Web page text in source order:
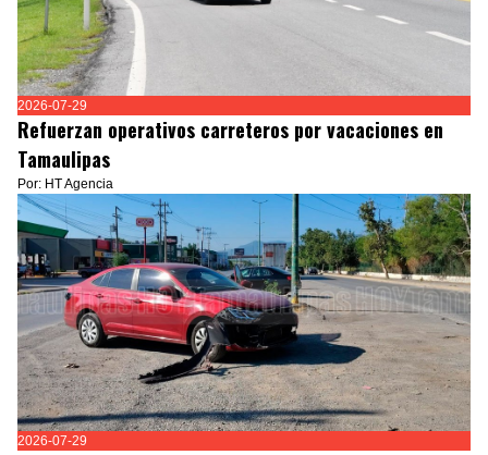
2026-07-29
Refuerzan operativos carreteros por vacaciones en
Tamaulipas
Por: HT Agencia
2026-07-29